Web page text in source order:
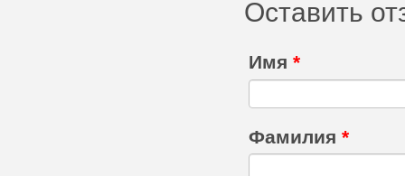
Оставить
Имя *
Фамилия *